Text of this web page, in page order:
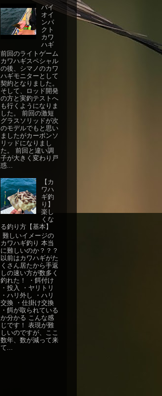
バイ
オイ
ンパ
クト
カワ
ハギ
前回のライトゲーム
カワハギスペシャル
の後、シマノのカワ
ハギモニターとして
契約となりました。
そして、ロッド開発
の方と実釣テストへ
も行くようになりま
した。 前回の激短
グラスソリッドが次
のモデルでもと思い
ましたがカーボンソ
リッドになりまし
た。 前回と違い調
子が大きく変わり戸
惑...
【カ
ワハ
ギ釣
り】
楽し
くな
る釣り方【基本】
難しいイメージの
カワハギ釣り 本当
に難しいのか？？？
以前はカワハギがた
くさん居たから手返
しの速い方が数多く
釣れた！ ・餌付け
・投入 ・ヤリトリ
・ハリ外し ・ハリ
交換 ・仕掛け交換
・餌が取られている
か分かる こんな感
じです！ 表現が難
しいのですが、ここ
数年、数が減って来
て...